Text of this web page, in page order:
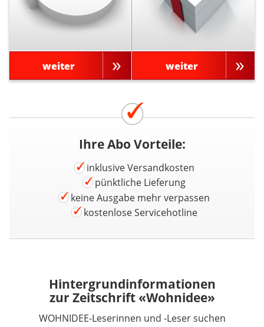
weiter weiter
Ihre Abo Vorteile:
inklusive Versandkosten
pünktliche Lieferung
keine Ausgabe mehr verpassen
kostenlose Servicehotline
Hintergrundinformationen
zur Zeitschrift «Wohnidee»
WOHNIDEE-Leserinnen und -Leser suchen